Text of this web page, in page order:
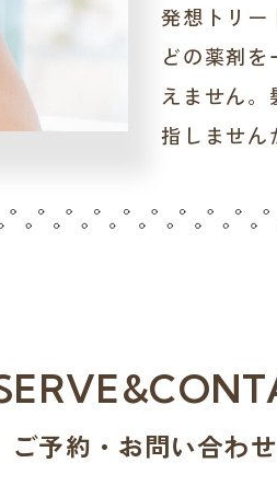
発想トリー
どの薬剤
えません。
指しません
ご予約・お問い合わせ